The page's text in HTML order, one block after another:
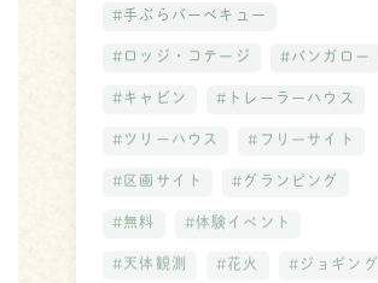
#手ぶらバーベキュー
#ロッジ・コテージ #バンガロー
#キャビン #トレーラーハウス
#ツリーハウス #フリーサイト
#区画サイト #グランピング
#無料 #体験イベント
#天体観測 #花火 #ジョギング